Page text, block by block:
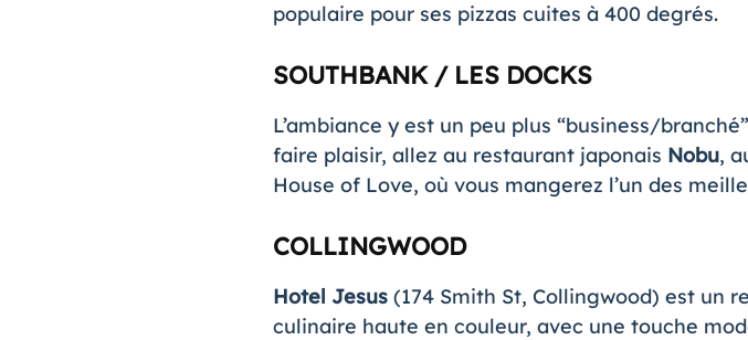
populaire pour ses pizzas cuites à 400 degrés.
SOUTHBANK / LES DOCKS
L’ambiance y est un peu plus “business/
faire plaisir, allez au restaurant japonais Nobu,
House of Love, où vous mangerez l’un des
COLLINGWOOD
Hotel Jesus (174 Smith St, Collingwood) est un
culinaire haute en couleur, avec une touche